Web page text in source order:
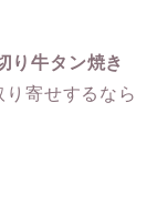
り牛タン焼き
寄せするなら